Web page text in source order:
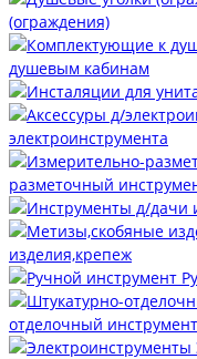
(ограждения)
душевым кабинам
электроинструмента
разметочный
изделия,крепеж
отделочный инструмент